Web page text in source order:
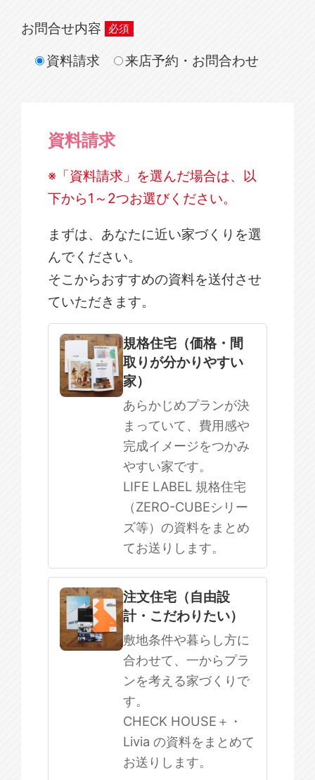
お問合せ内容
資料請求
来店予約・お問合わせ
資料請求
※「資料請求」を選んだ場合は、以
下から1～2つお選びください。
まずは、あなたに近い家づくりを選
んでください。
そこからおすすめの資料を送付させ
ていただきます。
規格住宅
注文住宅
SOWOOD
まだ何も決まっていない
規格住宅（価格・間
取りが分かりやすい
家）
あらかじめプランが決
まっていて、費用感や
完成イメージをつかみ
やすい家です。
LIFE LABEL 規格住宅
（ZERO-CUBEシリー
ズ等）の資料をまとめ
てお送りします。
注文住宅（自由設
計・こだわりたい）
敷地条件や暮らし方に
合わせて、一からプラ
ンを考える家づくりで
す。
CHECK HOUSE＋・
Livia の資料をまとめて
お送りします。